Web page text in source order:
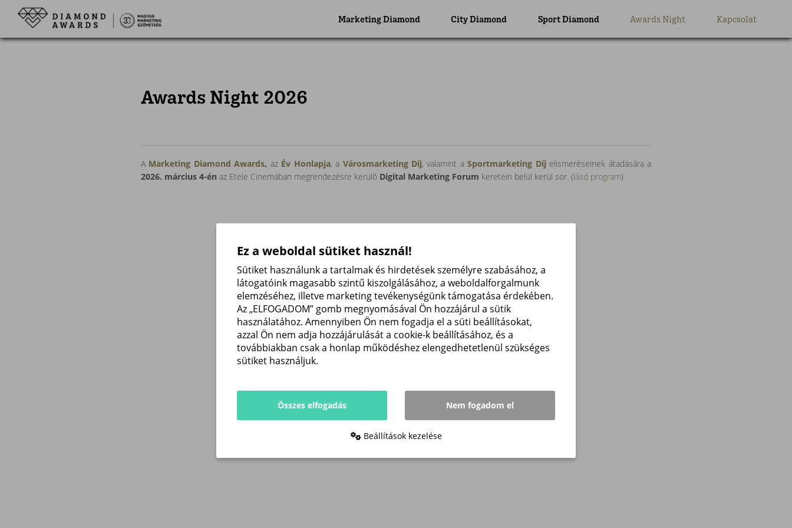
Marketing Diamond City Diamond Sport Diamond Awards Night Kapcsolat
Awards Night 2026
A Marketing Diamond Awards, az Év Honlapja, a Városmarketing Díj, valamint aSportmarketing Díj elismeréseinek átadására a
2026. március 4-én az Etele Cinemában megrendezésre kerülő Digital Marketing Forum keretein belül kerül sor. (lásd program)
Ez a weboldal sütiket használ!
Sütiket használunk a tartalmak és hirdetések személyre szabásához, a
látogatóink magasabb szintű kiszolgálásához, a weboldalforgalmunk
elemzéséhez, illetve marketing tevékenységünk támogatása érdekében.
Az „ELFOGADOM” gomb megnyomásával Ön hozzájárul a sütik
használatához. Amennyiben Ön nem fogadja el a süti beállításokat,
azzal Ön nem adja hozzájárulását a cookie-k beállításához, és a
továbbiakban csak a honlap működéshez elengedhetetlenül szükséges
sütiket használjuk.
Összes elfogadás Nem fogadom el
Beállítások kezelése